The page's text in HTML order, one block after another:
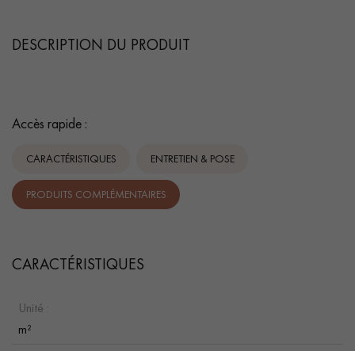
DESCRIPTION DU PRODUIT
Accès rapide :
CARACTÉRISTIQUES ENTRETIEN & POSE
PRODUITS COMPLÉMENTAIRES
CARACTÉRISTIQUES
Unité :
m²